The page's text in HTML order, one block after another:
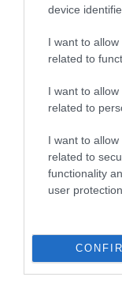
device
I want to
related to
I want to
related to
I want to
related to
functionality
user protection.
Η κολώνα έχει
την
κουμπώνοντας
κολώνα